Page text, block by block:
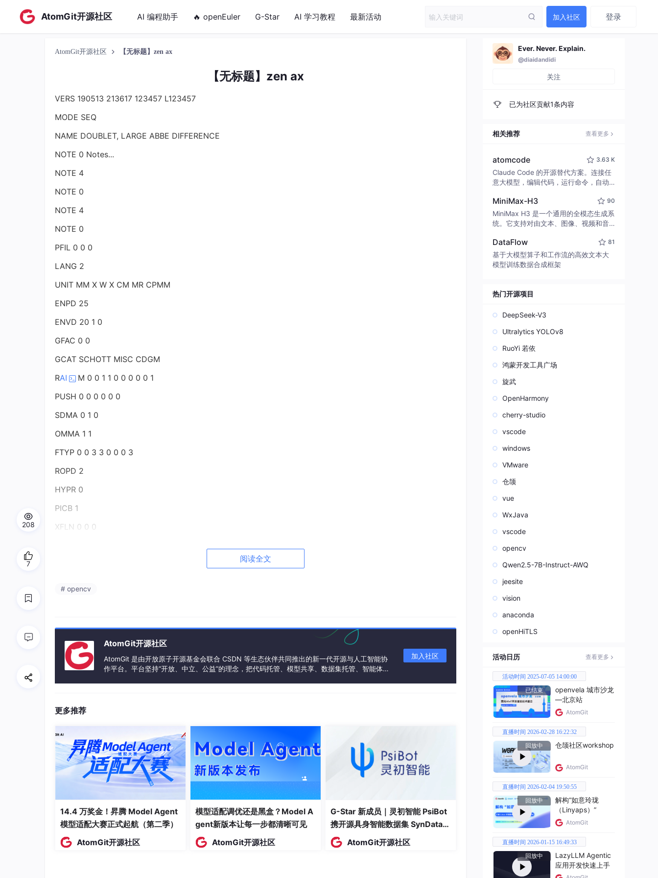
AtomGit开源社区 AI 编程助手 🔥 openEuler G-Star AI 学习教程 最新活动 加入社区 登录
AtomGit开源社区 【无标题】zen ax
【无标题】zen ax
VERS 190513 213617 123457 L123457
MODE SEQ
NAME DOUBLET, LARGE ABBE DIFFERENCE
NOTE 0 Notes...
NOTE 4
NOTE 0
NOTE 4
NOTE 0
PFIL 0 0 0
LANG 2
UNIT MM X W X CM MR CPMM
ENPD 25
ENVD 20 1 0
GFAC 0 0
GCAT SCHOTT MISC CDGM
RAI
M 0 0 1 1 0 0 0 0 0 1
PUSH 0 0 0 0 0 0
SDMA 0 1 0
OMMA 1 1
FTYP 0 0 3 3 0 0 0 3
ROPD 2
HYPR 0
PICB 1
XFLN 0 0 0
VCYN 0 0 0
VANN 0 0 0
WAVM 3 0.65600000000000003 1
WAVM 4 0.55000000000000004 1
WAVM 5 0.55000000000000004 1
WAVM 6 0.55000000000000004 1
WAVM 7 0.55000000000000004 1
WAVM 8 0.55000000000000004 1
WAVM 9 0.55000000000000004 1
WAVM 10 0.55000000000000004 1
阅读全文
# opencv
AtomGit开源社区
AtomGit 是由开放原子开源基金会联合 CSDN 等生态伙伴共同推出的新一代开源与人工智能协
作平台。平台坚持“开放、中立、公益”的理念，把代码托管、模型共享、数据集托管、智能体开
加入社区
更多推荐
14.4 万奖金！昇腾 Model Agent
模型适配大赛正式起航（第二季）
AtomGit开源社区
模型适配调优还是黑盒？Model A
gent新版本让每一步都清晰可见
AtomGit开源社区
G-Star 新成员｜灵初智能 PsiBot
携开源具身智能数据集 SynData
入驻 AtomGit
AtomGit开源社区
208
7
Ever. Never. Explain.
@diaidandidi
关注
已为社区贡献1条内容
相关推荐 查看更多
atomcode 3.63 K
Claude Code 的开源替代方案。连接任
意大模型，编辑代码，运行命令，自动
致性能。 ｜ An open-source alternativ
e to Claude Code. Connect any LLM,
edit code, run commands, and verify
MiniMax-H3 90
MiniMax H3 是一个通用的全模态生成系
统。它支持对由文本、图像、视频和音
并能生成分辨率高达 2K、时长可达 15
秒的带原生立体声音频的视频。得益于
面向任务泛化的系统设计，H3 在预训练
模态指令。
DataFlow 81
基于大模型算子和工作流的高效文本大
模型训练数据合成框架
热门开源项目
DeepSeek-V3
Ultralytics YOLOv8
RuoYi 若依
鸿蒙开发工具广场
旋武
OpenHarmony
cherry-studio
vscode
windows
VMware
仓颉
vue
WxJava
vscode
opencv
Qwen2.5-7B-Instruct-AWQ
jeesite
vision
anaconda
openHiTLS
活动日历 查看更多
活动时间 2025-07-05 14:00:00
已结束
openvela 城市沙龙
—北京站
AtomGit
直播时间 2026-02-28 16:22:32
回放中
仓颉社区workshop
AtomGit
直播时间 2026-02-04 19:50:55
回放中
解构“如意玲珑
（Linyaps）”
AtomGit
直播时间 2026-01-15 16:49:33
回放中
LazyLLM Agentic
应用开发快速上手